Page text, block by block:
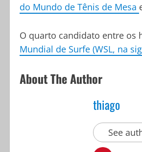
do Mundo de Tênis de Mesa
O quarto candidato entre os
Mundial de Surfe (WSL, na
About The Author
thiago
See